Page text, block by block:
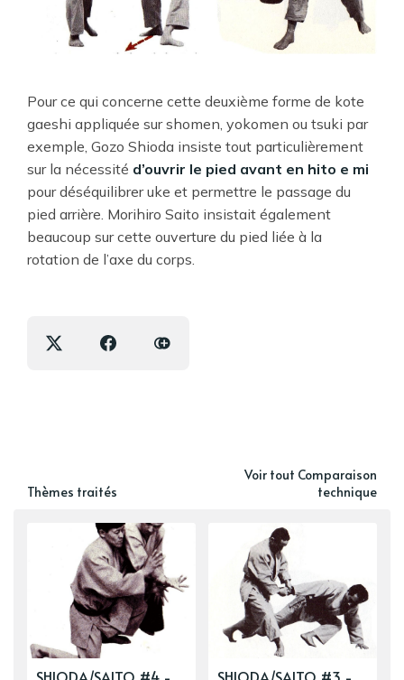
Pour ce qui concerne cette deuxième forme de kote
gaeshi appliquée sur shomen, yokomen ou tsuki par
exemple, Gozo Shioda insiste tout particulièrement
sur la nécessité d’ouvrir le pied avant en hito e mi
pour déséquilibrer uke et permettre le passage du
pied arrière. Morihiro Saito insistait également
beaucoup sur cette ouverture du pied liée à la
rotation de l’axe du corps.
Thèmes traités
Voir tout Comparaison
technique